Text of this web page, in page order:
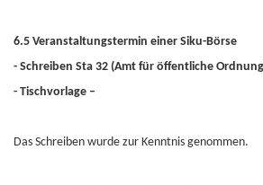
6.5 Veranstaltungstermin einer Siku-Börse
- Schreiben Sta 32 (Amt für öffentliche
- Tischvorlage –
Das Schreiben wurde zur Kenntnis genommen.